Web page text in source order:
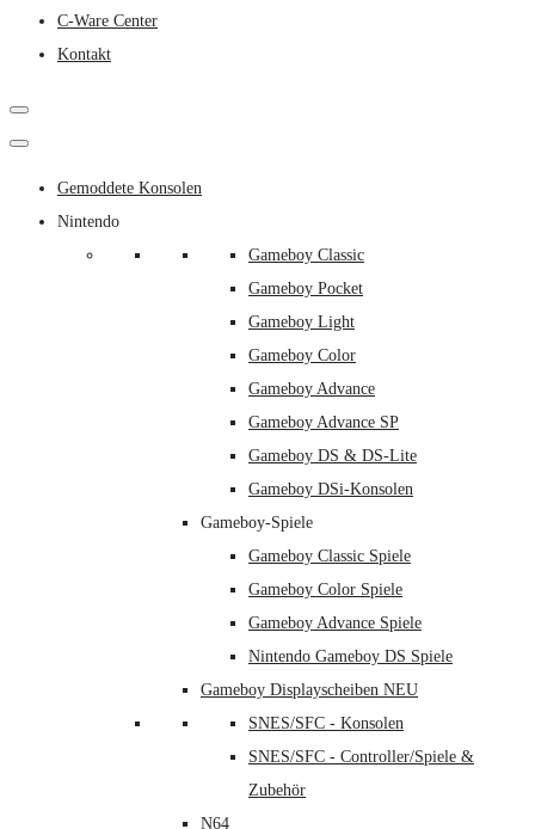
C-Ware Center
Kontakt
Gemoddete Konsolen
Nintendo
Gameboy Classic
Gameboy Pocket
Gameboy Light
Gameboy Color
Gameboy Advance
Gameboy Advance SP
Gameboy DS & DS-Lite
Gameboy DSi-Konsolen
Gameboy-Spiele
Gameboy Classic Spiele
Gameboy Color Spiele
Gameboy Advance Spiele
Nintendo Gameboy DS Spiele
Gameboy Displayscheiben NEU
SNES/SFC - Konsolen
SNES/SFC - Controller/Spiele &
Zubehör
N64